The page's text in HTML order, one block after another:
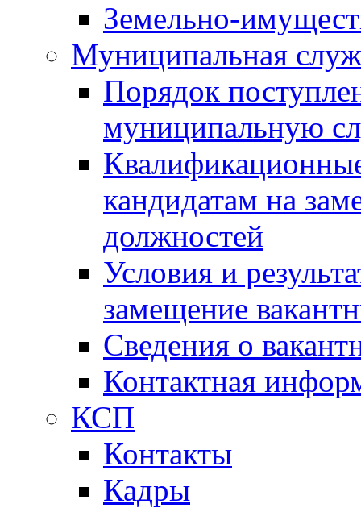
Земельно-
Муниципальная
Порядок
муниципальную
кандидатам на
должностей
Условия и
замещение
Сведения о
Контактная
КСП
Контакты
Кадры